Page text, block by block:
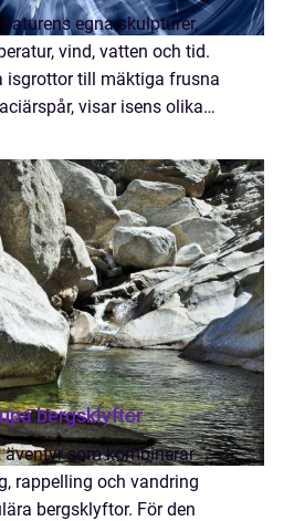
egna skulpturer,
vind, vatten och tid.
isgrottor till mäktiga frusna
visar isens olika
bergsklyftor
äventyr som kombinerar
rappelling och vandring
bergsklyftor. För den